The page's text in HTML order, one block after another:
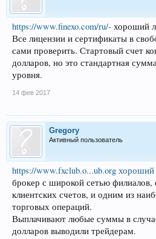
https://www.finexo.com/ru/- хороший
Все лицензии и сертификаты в
сами проверить. Стартовый счет
долларов, но это стандартная
уровня.
14 фев 2017
Gregory
Активный пользователь
https://www.fxclub.o...ub.org хороший
брокер с широкой сетью
клиентских счетов, и одним из
торговых операций.
Выплачивают любые суммы в
долларов выводили трейдерам.